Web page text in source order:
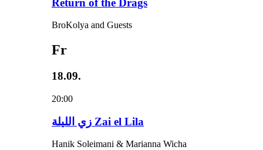
Return of the Drags
BroKolya and Guests
Fr
18.09.
20:00
زي‌ اللیلة Zai el Lila
Hanik Soleimani & Marianna Wicha